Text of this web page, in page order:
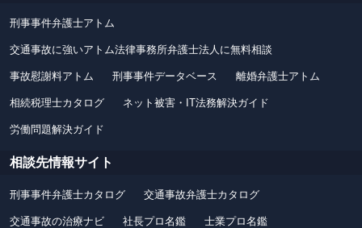
刑事事件弁護士アトム
交通事故に強いアトム法律事務所弁護士法人に無料相談
事故慰謝料アトム 刑事事件データベース 離婚弁護士アトム
相続税理士カタログ ネット被害・IT法務解決ガイド
労働問題解決ガイド
相談先情報サイト
刑事事件弁護士カタログ 交通事故弁護士カタログ
交通事故の治療ナビ 社長プロ名鑑 士業プロ名鑑